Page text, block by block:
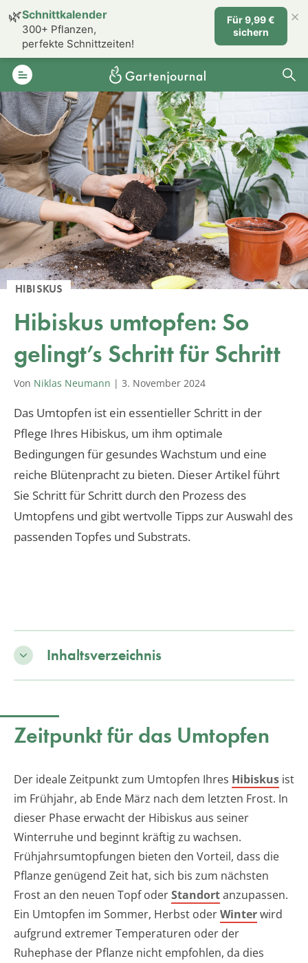
HIBISKUS
Hibiskus umtopfen: So
gelingt’s Schritt für Schritt
Von Niklas Neumann | 3. November 2024
Das Umtopfen ist ein essentieller Schritt in der
Pflege Ihres Hibiskus, um ihm optimale
Bedingungen für gesundes Wachstum und eine
reiche Blütenpracht zu bieten. Dieser Artikel führt
Sie Schritt für Schritt durch den Prozess des
Umtopfens und gibt wertvolle Tipps zur Auswahl des
passenden Topfes und Substrats.
Inhaltsverzeichnis
Zeitpunkt für das Umtopfen
Der ideale Zeitpunkt zum Umtopfen Ihres Hibiskus ist
im Frühjahr, ab Ende März nach dem letzten Frost. In
dieser Phase erwacht der Hibiskus aus seiner
Winterruhe und beginnt kräftig zu wachsen.
Frühjahrsumtopfungen bieten den Vorteil, dass die
Pflanze genügend Zeit hat, sich bis zum nächsten
Frost an den neuen Topf oderStandortanzupassen.
Ein Umtopfen im Sommer, Herbst oderWinterwird
aufgrund extremer Temperaturen oder der
Ruhephase der Pflanze nicht empfohlen, da dies
🌿Schnittkalender
300+ Pflanzen,
perfekte Schnittzeiten!
Für 9,99 €
sichern
×